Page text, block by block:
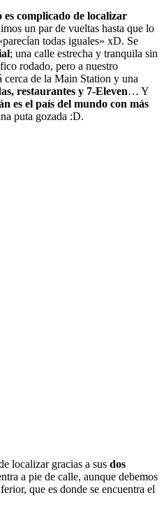
es complicado de localizar
un par de vueltas hasta que lo
todas iguales» xD. Se
; una calle estrecha y tranquila sin
rodado, pero a nuestro
cerca de la Main Station y una
restaurantes y 7-Eleven… Y
es el país del mundo con más
puta gozada :D.
localizar gracias a sus dos
a pie de calle, aunque debemos
que es donde se encuentra el